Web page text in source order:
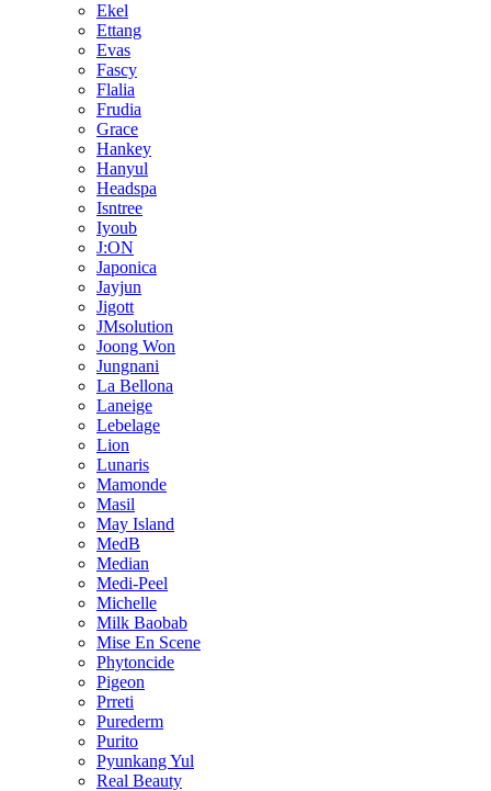
Ekel
Ettang
Evas
Fascy
Flalia
Frudia
Grace
Hankey
Hanyul
Headspa
Isntree
Iyoub
J:ON
Japonica
Jayjun
Jigott
JMsolution
Joong Won
Jungnani
La Bellona
Laneige
Lebelage
Lion
Lunaris
Mamonde
Masil
May Island
MedB
Median
Medi-Peel
Michelle
Milk Baobab
Mise En Scene
Phytoncide
Pigeon
Prreti
Purederm
Purito
Pyunkang Yul
Real Beauty